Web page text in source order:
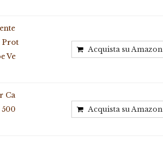
Prot
Ve
Acquista su Amazon
Ca
Acquista su Amazon